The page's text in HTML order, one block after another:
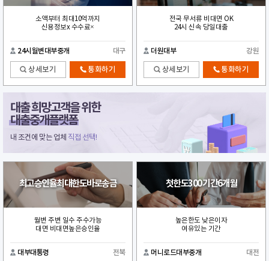
소액부터 최대10억까지
신용정보x 수수료×
24시월변대부중개 대구
상세보기 통화하기
전국 무서류 비대면 OK
24시 신속 당일대출
더원대부 강원
상세보기 통화하기
대출 희망고객을 위한
대출중개플랫폼
내 조건에 맞는 업체 직접 선택!
최고승인율최대한도바로송금
월변 주변 일수 주수가능
대면 비대면높은승인율
대부대통령 전북
첫한도300 기간6개월
높은한도 낮은이자
여유있는 기간
머니로드대부중개 대전